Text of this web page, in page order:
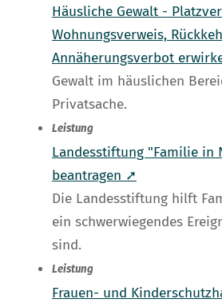
Häusliche Gewalt -
Wohnungsverweis,
Annäherungsverbot
Gewalt im häuslichen
Privatsache.
Leistung
Landesstiftung "Familie in
beantragen ➚
Die Landesstiftung hilft
ein schwerwiegendes
sind.
Leistung
Frauen- und